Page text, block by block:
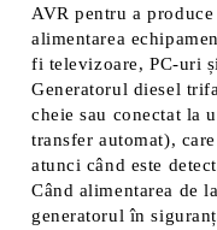
AVR pentru a
alimentarea
fi televizoare, PC-uri
Generatorul diesel
cheie sau conectat la
transfer automat),
atunci când este
Când alimentarea de
generatorul în